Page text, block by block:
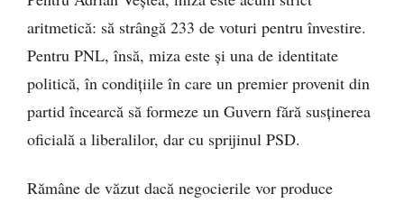
aritmetică: să strângă 233 de voturi pentru învestire.
Pentru PNL, însă, miza este și una de identitate
politică, în condițiile în care un premier provenit din
partid încearcă să formeze un Guvern fără susținerea
oficială a liberalilor, dar cu sprijinul PSD.
Rămâne de văzut dacă negocierile vor produce